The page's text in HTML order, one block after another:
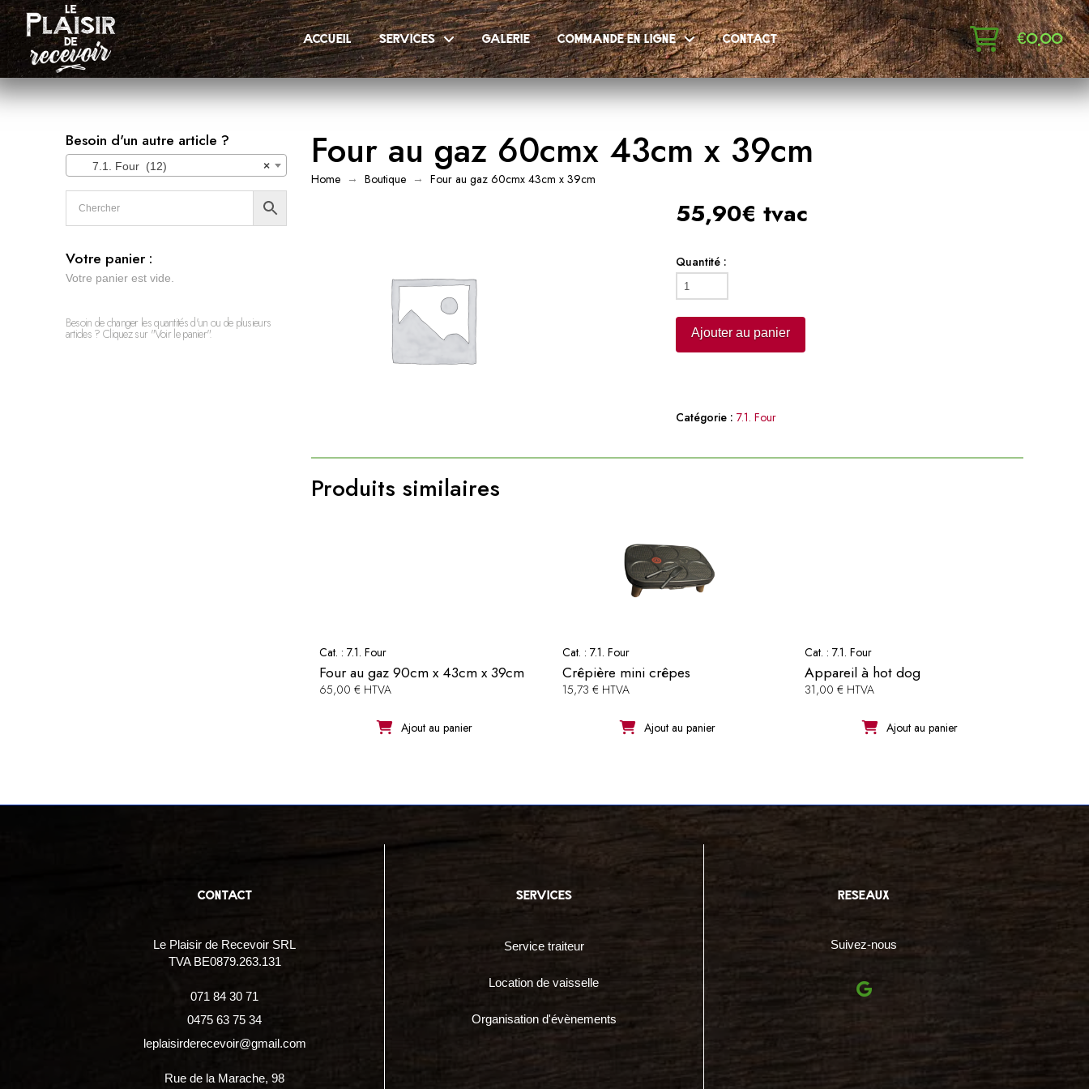
accueil services galerie commande en ligne contact €0,00
Besoin d'un autre article ?
×
7.1. Four (12)
Votre panier :
Votre panier est vide.
Besoin de changer les quantités d'un ou de plusieurs
articles ? Cliquez sur "Voir le panier".
Four au gaz 60cmx 43cm x 39cm
Home → Boutique → Four au gaz 60cmx 43cm x 39cm
55,90€ tvac
Quantité :
quantité
de
Four
x
Ajouter au panier
Catégorie : 7.1. Four
Produits similaires
Cat. : 7.1. Four
Four au gaz 90cm x 43cm x 39cm
65,00 € HTVA
Ajout au panier
Cat. : 7.1. Four
Crêpière mini crêpes
15,73 € HTVA
Ajout au panier
Cat. :7.1. Four
Appareil à hot dog
31,00 € HTVA
Ajout au panier
contact
Le Plaisir de Recevoir SRL
TVA BE0879.263.131
071 84 30 71
0475 63 75 34
leplaisirderecevoir@gmail.com
Rue de la Marache, 98
services
Service traiteur
Location de vaisselle
Organisation d'évènements
reseaux
Suivez-nous